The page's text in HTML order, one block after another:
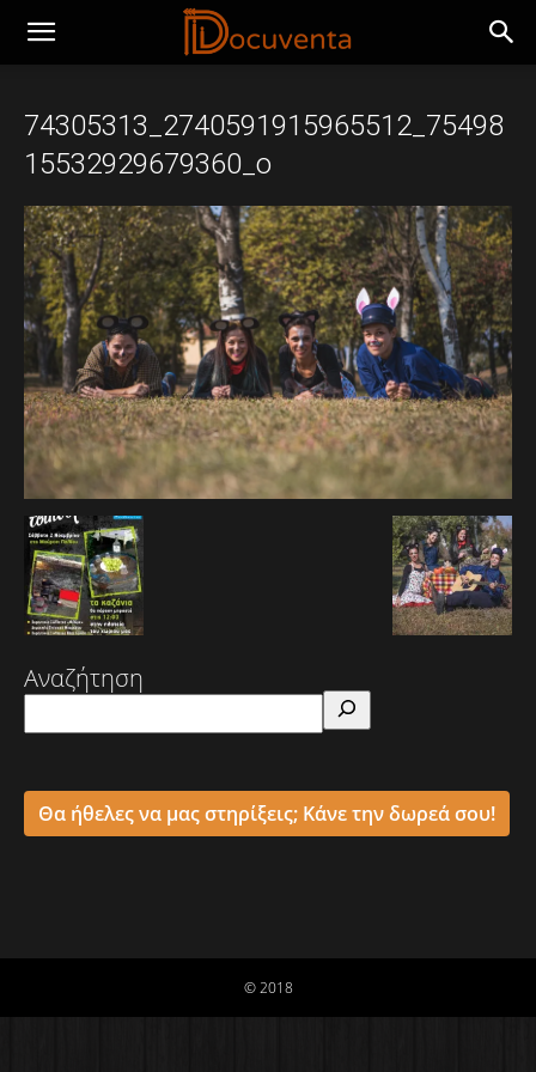
74305313_2740591915965512_75498
15532929679360_o
Αναζήτηση
Θα ήθελες να μας στηρίξεις; Κάνε την δωρεά σου!
© 2018